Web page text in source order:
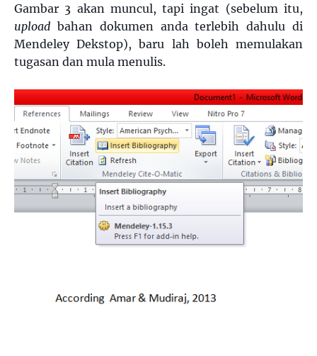
Gambar 3 akan muncul, tapi ingat (sebelum itu,
upload bahan dokumen anda terlebih dahulu di
Mendeley Dekstop), baru lah boleh memulakan
tugasan dan mula menulis.